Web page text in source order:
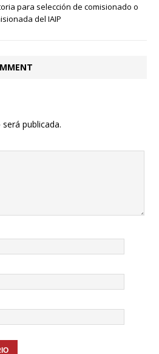
para selección de comisionado o
del IAIP
publicada.